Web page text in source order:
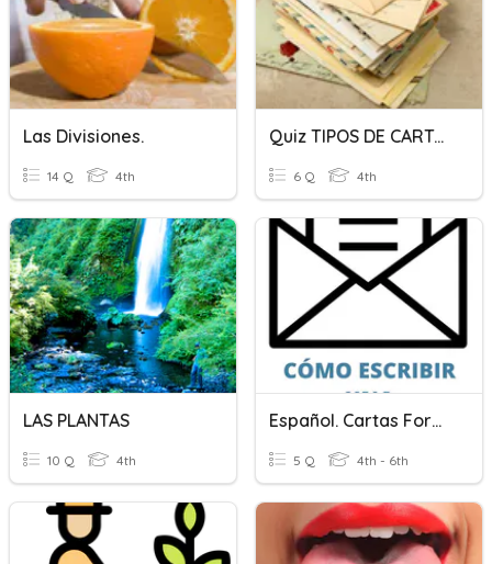
Las Divisiones.
14 Q 4th
Quiz TIPOS DE CARTAS
6 Q 4th
LAS PLANTAS
10 Q 4th
Español. Cartas Formales
5 Q 4th - 6th